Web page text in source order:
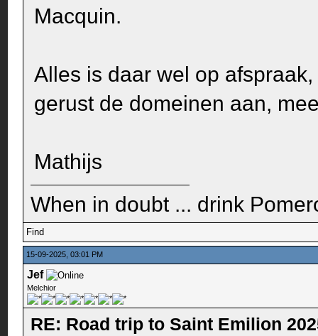
Macquin.
Alles is daar wel op
gerust de domeinen aan,
Mathijs
When in doubt ... drink
Find
15-09-2025, 03:01 PM
Jef
Melchior
RE: Road trip to Saint Emilion